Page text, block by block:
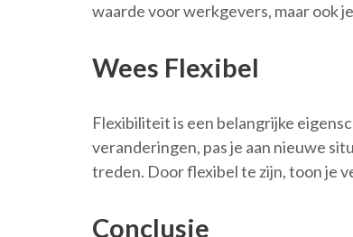
waarde voor werkgevers, maar ook
Wees Flexibel
Flexibiliteit is een belangrijke
veranderingen, pas je aan nieuwe
treden. Door flexibel te zijn, toon je
Conclusie